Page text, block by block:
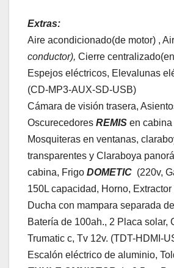
Extras:
Aire acondicionado(de motor) ,
conductor), Cierre
Espejos eléctricos, Elevalunas
(CD-MP3-AUX-SD-USB)
Cámara de visión trasera,
Oscurecedores REMIS en cabina
Mosquiteras en ventanas,
transparentes y Claraboya
cabina, Frigo DOMETIC (220v,
150L capacidad, Horno, Extractor
Ducha con mampara separada
Batería de 100ah., 2 Placa solar,
Trumatic c, Tv 12v. (TDT-HDMI-
Escalón eléctrico de aluminio,